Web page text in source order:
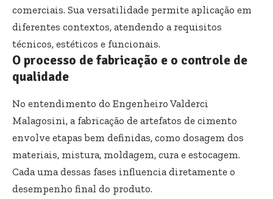
comerciais. Sua versatilidade permite aplicação em
diferentes contextos, atendendo a requisitos
técnicos, estéticos e funcionais.
O processo de fabricação e o controle de
qualidade
No entendimento do Engenheiro Valderci
Malagosini, a fabricação de artefatos de cimento
envolve etapas bem definidas, como dosagem dos
materiais, mistura, moldagem, cura e estocagem.
Cada uma dessas fases influencia diretamente o
desempenho final do produto.